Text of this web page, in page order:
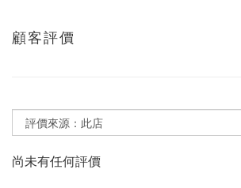
顧客評價
尚未有任何評價